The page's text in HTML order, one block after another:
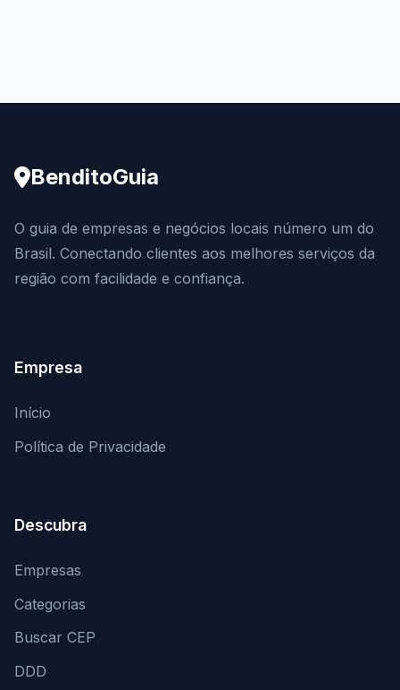
BenditoGuia
O guia de empresas e negócios locais número um do
Brasil. Conectando clientes aos melhores serviços da
região com facilidade e confiança.
Empresa
Início
Política de Privacidade
Descubra
Empresas
Categorias
Buscar CEP
DDD